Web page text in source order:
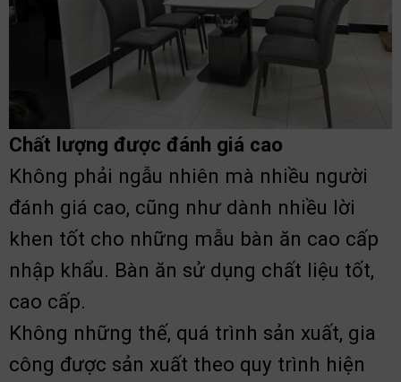
Chất lượng được đánh giá cao
Không phải ngẫu nhiên mà nhiều người
đánh giá cao, cũng như dành nhiều lời
khen tốt cho những mẫu bàn ăn cao cấp
nhập khẩu. Bàn ăn sử dụng chất liệu tốt,
cao cấp.
Không những thế, quá trình sản xuất, gia
công được sản xuất theo quy trình hiện